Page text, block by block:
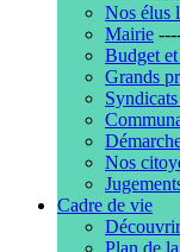
Nos élus
Mairie
Budget
Grands
Nos
Cadre de vie
Plan de